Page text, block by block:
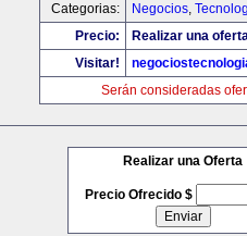
Categorias:
Negocios,
Precio:
Realizar una
Visitar!
Serán consideradas
Realizar una Oferta
Precio Ofrecido $